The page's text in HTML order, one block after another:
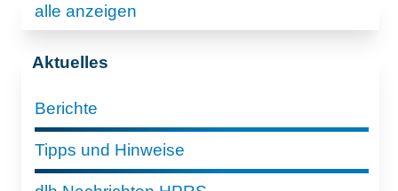
alle anzeigen
Aktuelles
Berichte
Tipps und Hinweise